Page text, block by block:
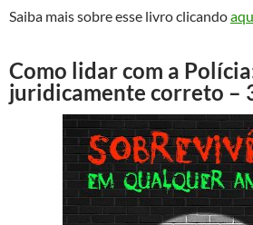
Saiba mais sobre esse livro clicando
Como lidar com a
juridicamente correto –